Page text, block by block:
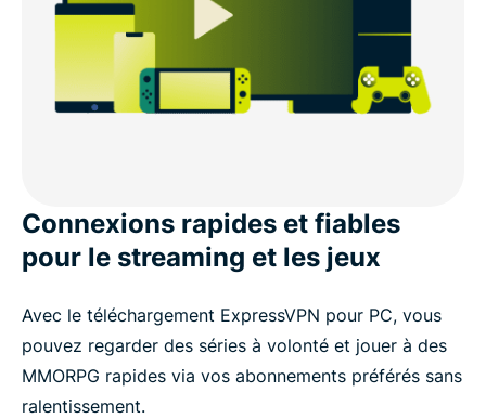
Connexions rapides et fiables
pour le streaming et les jeux
Avec le téléchargement ExpressVPN pour PC, vous
pouvez regarder des séries à volonté et jouer à des
MMORPG rapides via vos abonnements préférés sans
ralentissement.